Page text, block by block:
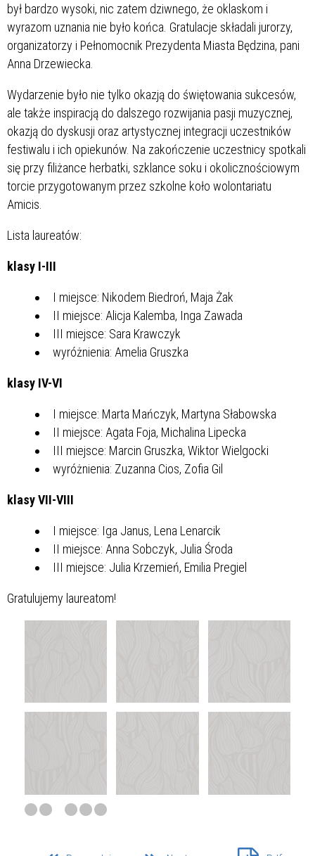
był bardzo wysoki, nic zatem dziwnego, że oklaskom i
wyrazom uznania nie było końca. Gratulacje składali jurorzy,
organizatorzy i Pełnomocnik Prezydenta Miasta Będzina, pani
Anna Drzewiecka.
Wydarzenie było nie tylko okazją do świętowania sukcesów,
ale także inspiracją do dalszego rozwijania pasji muzycznej,
okazją do dyskusji oraz artystycznej integracji uczestników
festiwalu i ich opiekunów. Na zakończenie uczestnicy spotkali
się przy filiżance herbatki, szklance soku i okolicznościowym
torcie przygotowanym przez szkolne koło wolontariatu
Amicis.
Lista laureatów:
klasy I-III
I miejsce: Nikodem Biedroń, Maja Żak
II miejsce: Alicja Kalemba, Inga Zawada
III miejsce: Sara Krawczyk
wyróżnienia: Amelia Gruszka
klasy IV-VI
I miejsce: Marta Mańczyk, Martyna Słabowska
II miejsce: Agata Foja, Michalina Lipecka
III miejsce: Marcin Gruszka, Wiktor Wielgocki
wyróżnienia: Zuzanna Cios, Zofia Gil
klasy VII-VIII
I miejsce: Iga Janus, Lena Lenarcik
II miejsce: Anna Sobczyk, Julia Środa
III miejsce: Julia Krzemień, Emilia Pregiel
Gratulujemy laureatom!